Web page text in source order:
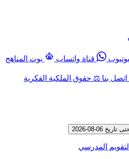
قناة واتساب
بوت المناهج
اتصل بنا ⚖️ حقوق الملكية الفكرية
08-2026
التقويم المدرسي